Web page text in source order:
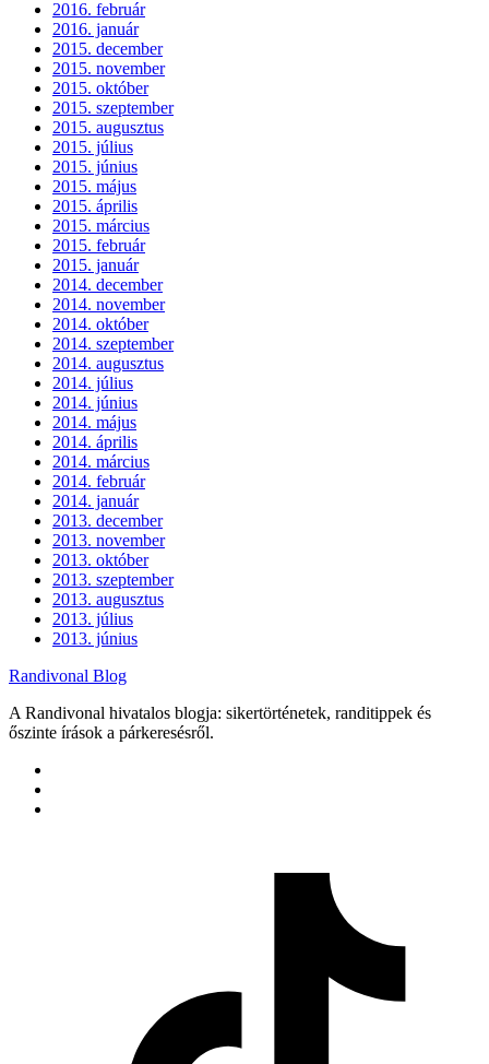
2016. február
2016. január
2015. december
2015. november
2015. október
2015. szeptember
2015. augusztus
2015. július
2015. június
2015. május
2015. április
2015. március
2015. február
2015. január
2014. december
2014. november
2014. október
2014. szeptember
2014. augusztus
2014. július
2014. június
2014. május
2014. április
2014. március
2014. február
2014. január
2013. december
2013. november
2013. október
2013. szeptember
2013. augusztus
2013. július
2013. június
Randivonal Blog
A Randivonal hivatalos blogja: sikertörténetek, randitippek és
őszinte írások a párkeresésről.